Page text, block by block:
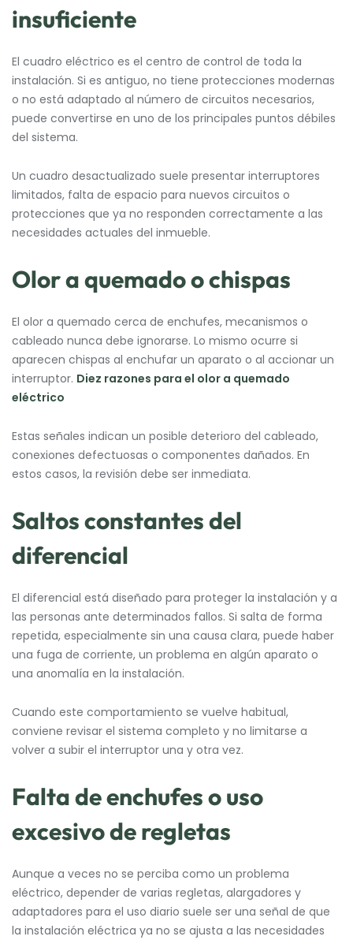
insuficiente
El cuadro eléctrico es el centro de control de toda la
instalación. Si es antiguo, no tiene protecciones modernas
o no está adaptado al número de circuitos necesarios,
puede convertirse en uno de los principales puntos débiles
del sistema.
Un cuadro desactualizado suele presentar interruptores
limitados, falta de espacio para nuevos circuitos o
protecciones que ya no responden correctamente a las
necesidades actuales del inmueble.
Olor a quemado o chispas
El olor a quemado cerca de enchufes, mecanismos o
cableado nunca debe ignorarse. Lo mismo ocurre si
aparecen chispas al enchufar un aparato o al accionar un
interruptor. Diez razones para el olor a quemado
eléctrico
Estas señales indican un posible deterioro del cableado,
conexiones defectuosas o componentes dañados. En
estos casos, la revisión debe ser inmediata.
Saltos constantes del
diferencial
El diferencial está diseñado para proteger la instalación y a
las personas ante determinados fallos. Si salta de forma
repetida, especialmente sin una causa clara, puede haber
una fuga de corriente, un problema en algún aparato o
una anomalía en la instalación.
Cuando este comportamiento se vuelve habitual,
conviene revisar el sistema completo y no limitarse a
volver a subir el interruptor una y otra vez.
Falta de enchufes o uso
excesivo de regletas
Aunque a veces no se perciba como un problema
eléctrico, depender de varias regletas, alargadores y
adaptadores para el uso diario suele ser una señal de que
la instalación eléctrica ya no se ajusta a las necesidades